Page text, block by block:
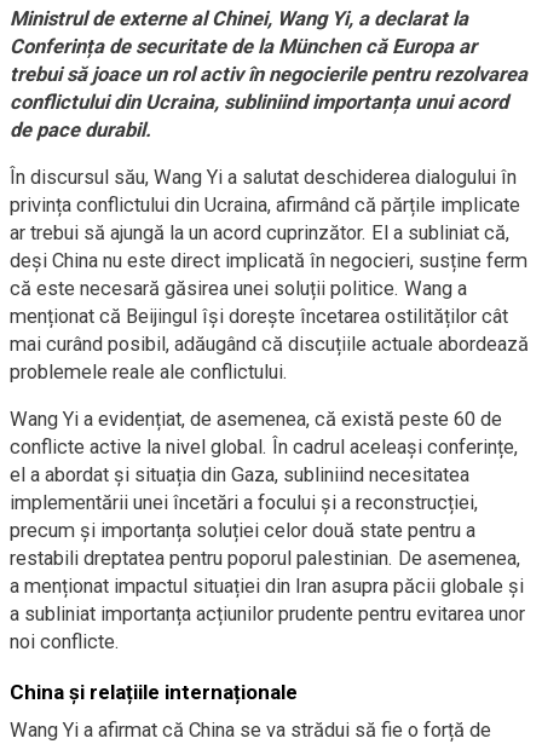
Ministrul de externe al Chinei, Wang Yi, a declarat la
Conferința de securitate de la München că Europa ar
trebui să joace un rol activ în negocierile pentru rezolvarea
conflictului din Ucraina, subliniind importanța unui acord
de pace durabil.
În discursul său, Wang Yi a salutat deschiderea dialogului în
privința conflictului din Ucraina, afirmând că părțile implicate
ar trebui să ajungă la un acord cuprinzător. El a subliniat că,
deși China nu este direct implicată în negocieri, susține ferm
că este necesară găsirea unei soluții politice. Wang a
menționat că Beijingul își dorește încetarea ostilităților cât
mai curând posibil, adăugând că discuțiile actuale abordează
problemele reale ale conflictului.
Wang Yi a evidențiat, de asemenea, că există peste 60 de
conflicte active la nivel global. În cadrul aceleași conferințe,
el a abordat și situația din Gaza, subliniind necesitatea
implementării unei încetări a focului și a reconstrucției,
precum și importanța soluției celor două state pentru a
restabili dreptatea pentru poporul palestinian. De asemenea,
a menționat impactul situației din Iran asupra păcii globale și
a subliniat importanța acțiunilor prudente pentru evitarea unor
noi conflicte.
China și relațiile internaționale
Wang Yi a afirmat că China se va strădui să fie o forță de